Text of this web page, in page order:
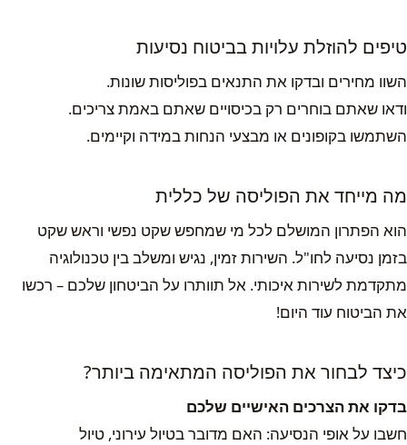
טיפים להוזלת עלויות בביטוח נסיעות
השוו מחירים ובדקו את התנאים בפוליסות שונות.
ודאו שאתם בוחרים רק בכיסויים שאתם באמת צריכים.
השתמשו בקופונים או מבצעי הנחות במידה וקיימים.
מה מייחד את הפוליסה של כללית
הוא הפתרון המושלם לכל מי שמחפש שקט נפשי וראש שקט
בזמן נסיעה לחו"ל. השירות זמין, נגיש ומשלב בין טכנולוגיה
מתקדמת לשירות איכותי. אל תוותרו על הביטחון שלכם – רכשו
את הביטוח עוד היום!
כיצד לבחור את הפוליסה המתאימה ביותר?
בדקו את הצרכים האישיים שלכם
חשבו על אופי הנסיעה: האם מדובר בטיול עירוני, טיול